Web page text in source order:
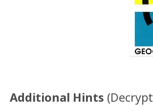
Additional Hints (Decrypt